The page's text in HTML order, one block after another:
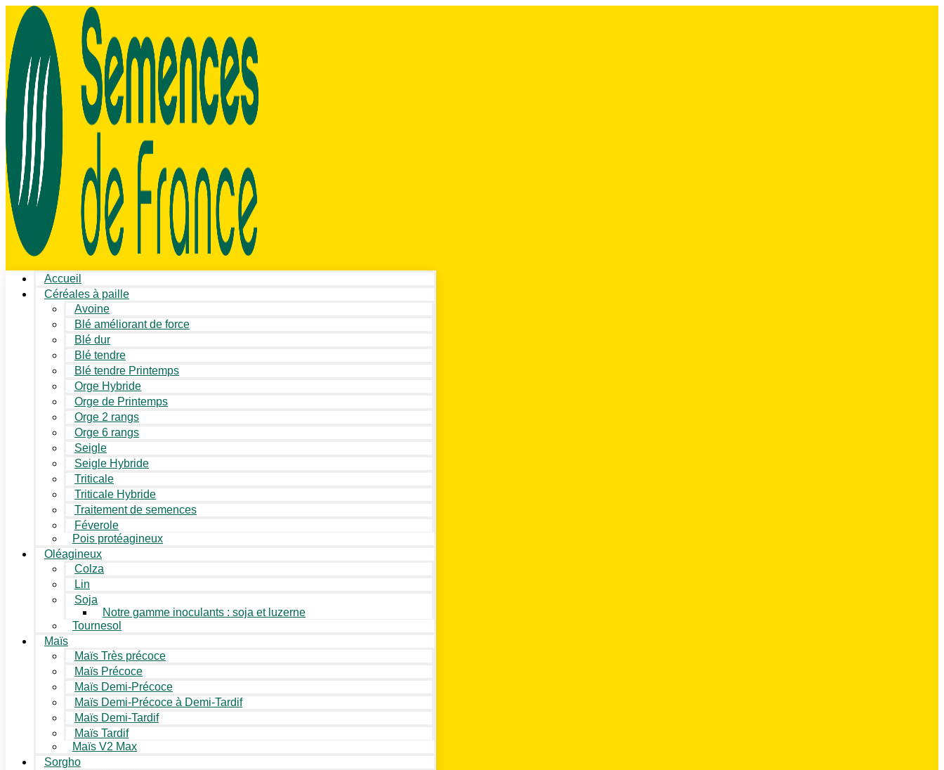
Accueil
Céréales à paille
Avoine
Blé améliorant de force
Blé dur
Blé tendre
Blé tendre Printemps
Orge Hybride
Orge de Printemps
Orge 2 rangs
Orge 6 rangs
Seigle
Seigle Hybride
Triticale
Triticale Hybride
Traitement de semences
Féverole
Pois protéagineux
Oléagineux
Colza
Lin
Soja
Notre gamme inoculants : soja et luzerne
Tournesol
Maïs
Maïs Très précoce
Maïs Précoce
Maïs Demi-Précoce
Maïs Demi-Précoce à Demi-Tardif
Maïs Demi-Tardif
Maïs Tardif
Maïs V2 Max
Sorgho